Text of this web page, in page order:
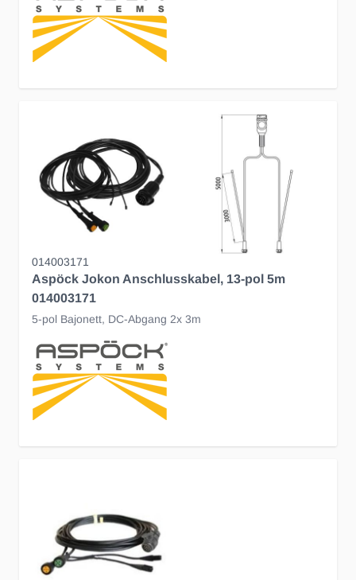
014003171
Aspöck Jokon Anschlusskabel, 13-pol 5m
014003171
5-pol Bajonett, DC-Abgang 2x 3m